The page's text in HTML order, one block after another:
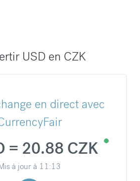
USD en CZK
en direct avec
= 20.88 CZK
à jour à 11:13